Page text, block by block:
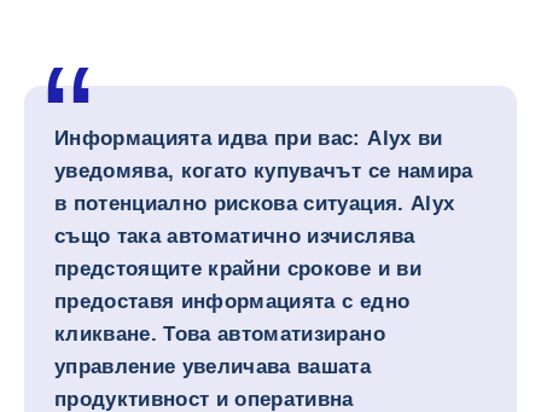
Информацията идва при вас: Alyx ви
уведомява, когато купувачът се намира
в потенциално рискова ситуация. Alyx
също така автоматично изчислява
предстоящите крайни срокове и ви
предоставя информацията с едно
кликване. Това автоматизирано
управление увеличава вашата
продуктивност и оперативна